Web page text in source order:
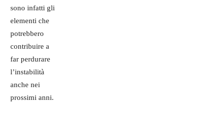
sono infatti gli
elementi che
potrebbero
contribuire a
far perdurare
l’instabilità
anche nei
prossimi anni.